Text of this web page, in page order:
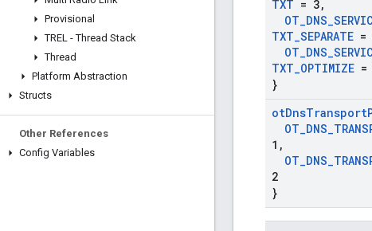
Provisional
TREL - Thread Stack
Thread
Platform Abstraction
Structs
Other References
Config Variables
TXT = 3,
OT_DNS_
TXT_SEPARATE =
OT_DNS_
TXT_OPTIMIZE =
}
otDnsTransport
OT_DNS_
1 ,
OT_DNS_
2
}